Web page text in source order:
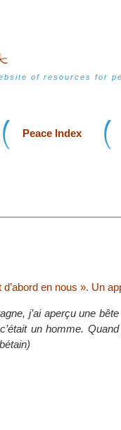
of resources for
Peace Index
en nous ». Un
j’ai aperçu une
un homme.